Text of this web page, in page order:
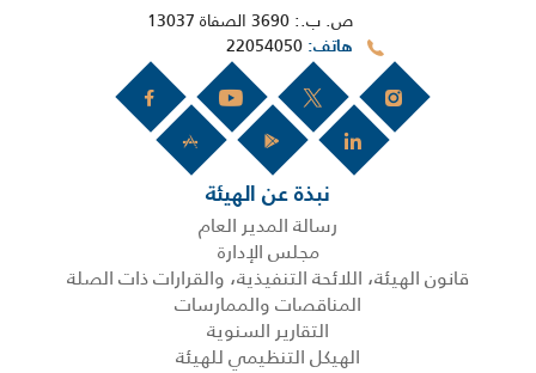
ص. ب.: 3690 الصفاة 13037
هاتف
نبذة عن الهيئة
رسالة المدير العام
مجلس الإدارة
قانون الهيئة، اللائحة التنفيذية، والقرارات ذات الصلة
المناقصات والممارسات
التقارير السنوية
الهيكل التنظيمي للهيئة